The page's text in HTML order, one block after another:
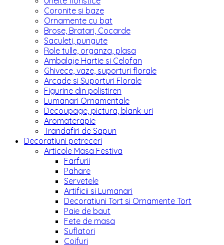
Coronite si baze
Ornamente cu bat
Brose, Bratari, Cocarde
Saculeti, pungute
Role tulle, organza, plasa
Ambalaje Hartie si Celofan
Ghivece, vaze, suporturi florale
Arcade si Suporturi Florale
Figurine din polistiren
Lumanari Ornamentale
Decoupage, pictura, blank-uri
Aromaterapie
Trandafiri de Sapun
Decoratiuni petreceri
Articole Masa Festiva
Farfurii
Pahare
Servetele
Artificii si Lumanari
Decoratiuni Tort si Ornamente Tort
Paie de baut
Fete de masa
Suflatori
Coifuri